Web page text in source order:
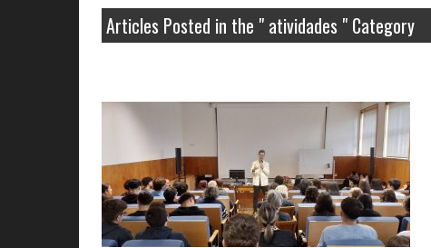
Articles Posted in the " atividades " Category